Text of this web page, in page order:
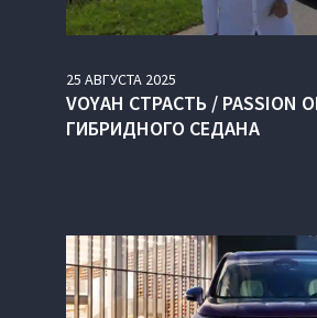
25 АВГУСТА 2025
VOYAH СТРАСТЬ / PASSION
ГИБРИДНОГО СЕДАНА